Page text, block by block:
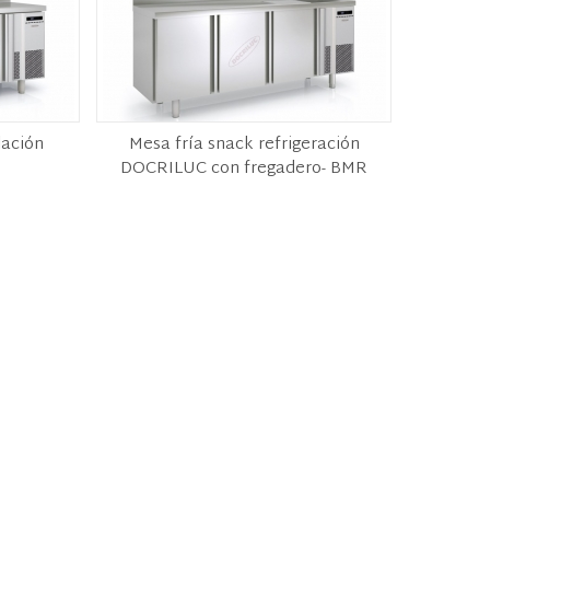
Mesa fría snack refrigeración
DOCRILUC con fregadero- BMR